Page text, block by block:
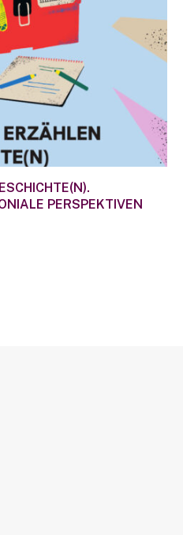
PERSPEKTIVEN